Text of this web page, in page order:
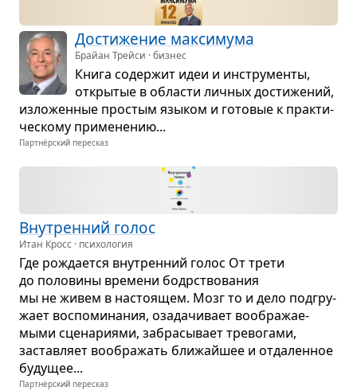
Дости­же­ние мак­си­мума
Брайан Трейси · бизнес
Книга содер­жит идеи и инстру­менты,
откры­тые в обла­сти лич­ных дости­же­ний,
изло­жен­ные про­стым язы­ком и гото­вые к прак­ти­
че­скому при­ме­не­нию...
Партнёрский пересказ
Вну­трен­ний голос
Итан Кросс · психология
Где рожда­ется вну­трен­ний голос От трети
до поло­вины вре­мени бодр­ство­ва­ния
мы не живем в насто­я­щем. Мозг то и дело под­гру­
жает вос­по­ми­на­ния, оза­да­чи­вает вооб­ра­жа­е­
мыми сце­на­ри­ями, забра­сы­вает тре­во­гами,
застав­ляет вооб­ра­жать бли­жайшее и отда­лен­ное
буду­щее...
Партнёрский пересказ